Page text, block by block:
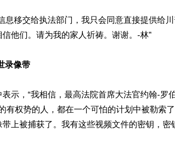
息移交给执法部门，我只会同意直接提供给
他们。请为我的家人祈祷。谢谢。-林”
录像带
示，“我相信，最高法院首席大法官约翰-罗
有权势的人，都在一个可怕的计划中被勒索
上被捕获了。我有这些视频文件的密钥，密